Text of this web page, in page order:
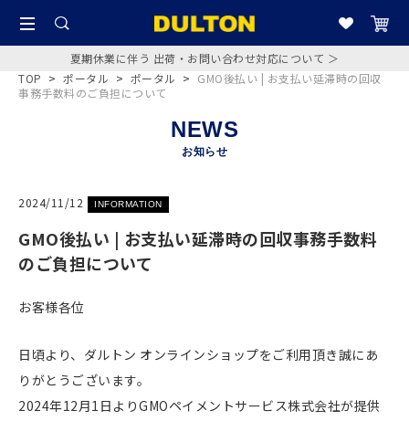
夏期休業に伴う 出荷・お問い合わせ対応について ＞
TOP > ポータル > ポータル > GMO後払い | お支払い延滞時の回収
事務手数料のご負担について
NEWS
お知らせ
2024/11/12 INFORMATION
GMO後払い | お支払い延滞時の回収事務手数料
のご負担について
お客様各位
日頃より、ダルトン オンラインショップをご利用頂き誠にあ
りがとうございます。
2024年12月1日よりGMOペイメントサービス株式会社が提供